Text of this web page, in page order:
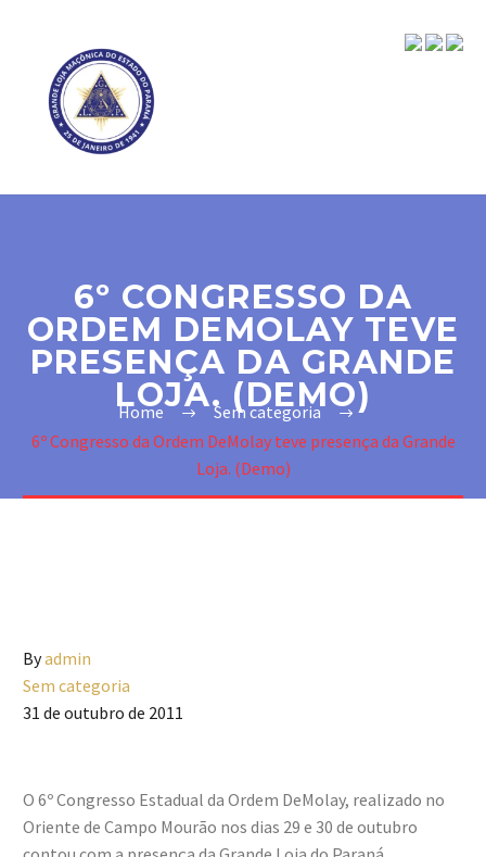
6º CONGRESSO DA
ORDEM DEMOLAY TEVE
PRESENÇA DA GRANDE
LOJA. (DEMO)
Home
Sem categoria
6º Congresso da Ordem DeMolay teve presença da Grande
Loja. (Demo)
Byadmin
Sem categoria
31 de outubro de 2011
O 6º Congresso Estadual da Ordem DeMolay, realizado no
Oriente de Campo Mourão nos dias 29 e 30 de outubro